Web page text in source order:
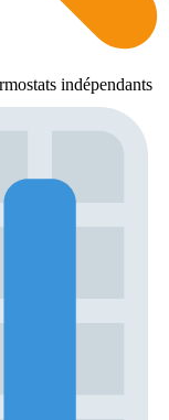
indépendants